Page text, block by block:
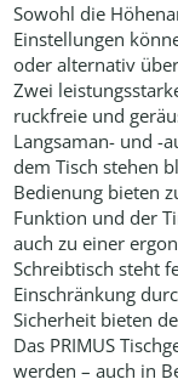
Sowohl die
Einstellungen
oder alternativ
Zwei
ruckfreie und
Langsaman- und -
dem Tisch stehen
Bedienung bieten
Funktion und der
auch zu einer
Schreibtisch steht
Einschränkung
Sicherheit bieten
Das PRIMUS
werden – auch in